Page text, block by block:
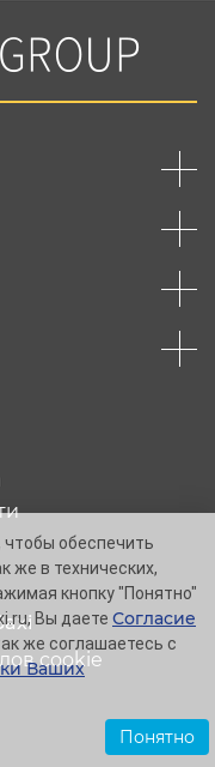
cookie
обеспечить
же в технических,
кнопку "Понятно"
Вы даете Согласие
же соглашаетесь с
Ваших
Понятно